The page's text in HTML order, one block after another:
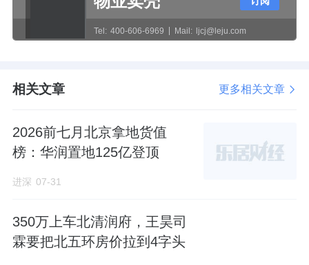
㎡。装修标准不小于 5000
华扬房地产成立于
月，法定代表人为
在竞拍现场，大华从一开始就不断举牌，颇有
势在必得的架势，最后击中绿城、中海、招
商、华发
这是大宁有史以来最高的楼板价。
Tel: 400-606-6969 Mail: ljcj@leju.com
相关文章 更多相关文章
2026前七月北京拿地货值
榜：华润置地125亿登顶
进深 07-31
350万上车北清润府，王昊司
霖要把北五环房价拉到4字头